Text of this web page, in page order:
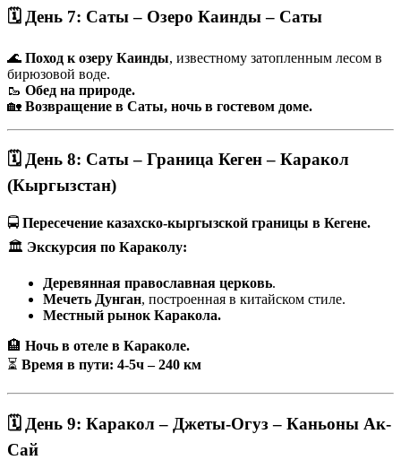
🗓 День 7: Саты – Озеро Каинды – Саты
🌊 Поход к озеру Каинды, известному затопленным лесом в
бирюзовой воде.
🥾 Обед на природе.
🏡 Возвращение в Саты, ночь в гостевом доме.
🗓 День 8: Саты – Граница Кеген – Каракол
(Кыргызстан)
🚍 Пересечение казахско-кыргызской границы в Кегене.
🏛 Экскурсия по Караколу:
Деревянная православная церковь.
Мечеть Дунган, построенная в китайском стиле.
Местный рынок Каракола.
🏨 Ночь в отеле в Караколе.
⏳ Время в пути: 4-5ч – 240 км
🗓 День 9: Каракол – Джеты-Огуз – Каньоны Ак-
Сай